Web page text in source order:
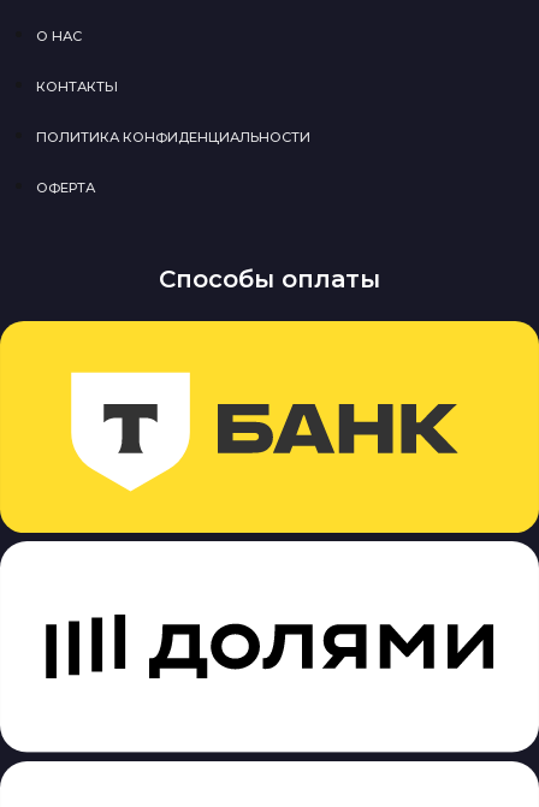
О НАС
КОНТАКТЫ
ПОЛИТИКА КОНФИДЕНЦИАЛЬНОСТИ
ОФЕРТА
Способы оплаты